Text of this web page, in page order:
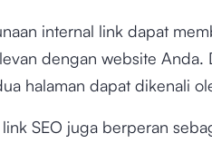
internal link dapat
dengan website
halaman dapat dikenali
SEO juga berperan